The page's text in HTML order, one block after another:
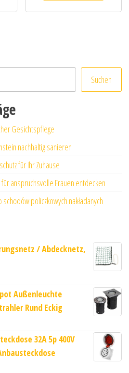
Suchen
Gesichtspflege
nachhaltig sanieren
für Ihr Zuhause
anspruchsvolle Frauen entdecken
policzkowych nakładanych
/ Abdecknetz,
Außenleuchte
Rund Eckig
32A 5p 400V